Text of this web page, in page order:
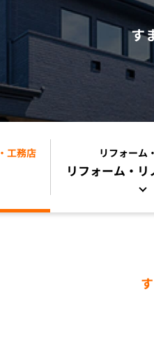
す
工務店 リフォーム
リフォーム・リ